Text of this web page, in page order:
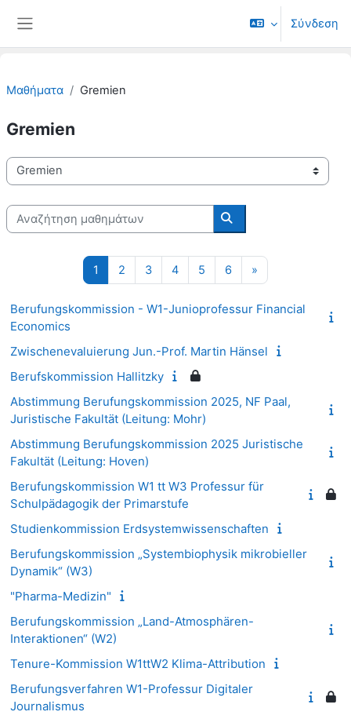
Σύνδεση
Μαθήματα Gremien
Gremien
Κατηγορίες μαθημάτων
Αναζήτηση μαθημάτων
Αναζήτηση
1 Σελίδα 1
2 Σελίδα 2
3Σελίδα 3
4Σελίδα 4
5 Σελίδα 5
6Σελίδα 6
»
Berufungskommission - W1-Junioprofessur Financial
Economics
Zwischenevaluierung Jun.-Prof. Martin Hänsel
Berufskommission Hallitzky
Abstimmung Berufungskommission 2025, NF Paal,
Juristische Fakultät (Leitung: Mohr)
Abstimmung Berufungskommission 2025 Juristische
Fakultät (Leitung: Hoven)
Berufungskommission W1 tt W3 Professur für
Schulpädagogik der Primarstufe
Studienkommission Erdsystemwissenschaften
Berufungskommission „Systembiophysik mikrobieller
Dynamik“ (W3)
"Pharma-Medizin"
Berufungskommission „Land-Atmosphären-
Interaktionen“ (W2)
Tenure-Kommission W1ttW2 Klima-Attribution
Berufungsverfahren W1-Professur Digitaler
Journalismus